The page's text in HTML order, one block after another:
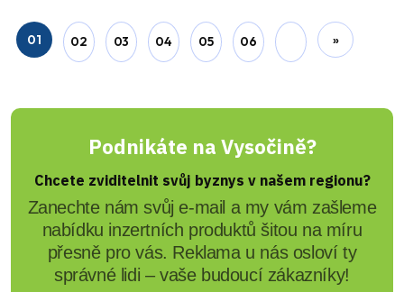
01 02 03 04 05 06 »
Podnikáte na Vysočině?
Chcete zviditelnit svůj byznys v našem regionu?
Zanechte nám svůj e-mail a my vám zašleme
nabídku inzertních produktů šitou na míru
přesně pro vás. Reklama u nás osloví ty
správné lidi – vaše budoucí zákazníky!